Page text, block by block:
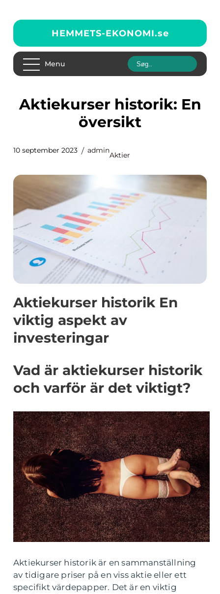
HEMMETS-EKONOMI.se
Menu
Aktiekurser historik: En
översikt
10 september 2023 admin
Aktier
Aktiekurser historik En
viktig aspekt av
investeringar
Vad är aktiekurser historik
och varför är det viktigt?
Aktiekurser historik är en sammanställning
av tidigare priser på en viss aktie eller ett
specifikt värdepapper. Det är en viktig